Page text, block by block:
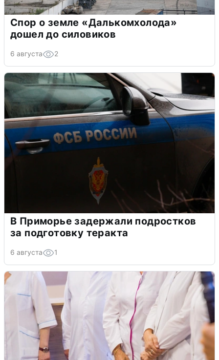
Спор о земле «Далькомхолода»
дошел до силовиков
6 августа 2
В Приморье задержали подростков
за подготовку теракта
6 августа 1